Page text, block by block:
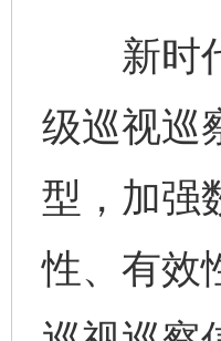
新时代
级巡视巡
型，加强
性、有效